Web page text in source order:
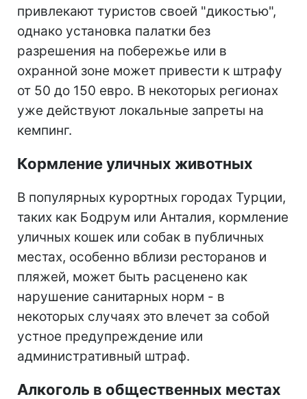
привлекают туристов своей "дикостью",
однако установка палатки без
разрешения на побережье или в
охранной зоне может привести к штрафу
от 50 до 150 евро. В некоторых регионах
уже действуют локальные запреты на
кемпинг.
Кормление уличных животных
В популярных курортных городах Турции,
таких как Бодрум или Анталия, кормление
уличных кошек или собак в публичных
местах, особенно вблизи ресторанов и
пляжей, может быть расценено как
нарушение санитарных норм - в
некоторых случаях это влечет за собой
устное предупреждение или
административный штраф.
Алкоголь в общественных местах